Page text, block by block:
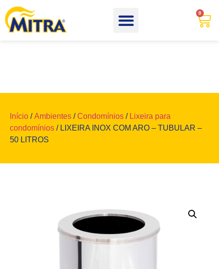
0
Início /Ambientes /Condomínios / Lixeira para
condomínios / LIXEIRA INOX COM ARO – TUBULAR –
50 LITROS